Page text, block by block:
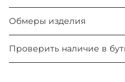
Обмеры изделия
Проверить наличие в